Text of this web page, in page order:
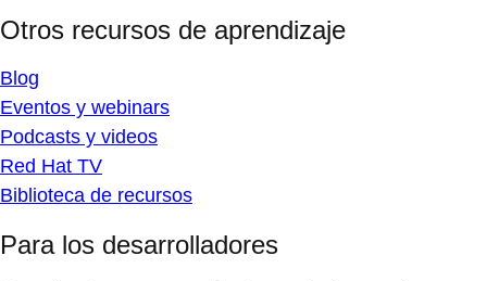
Otros recursos de aprendizaje
Blog
Eventos y webinars
Podcasts y videos
Red Hat TV
Biblioteca de recursos
Para los desarrolladores